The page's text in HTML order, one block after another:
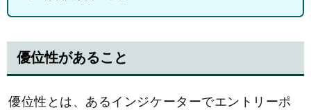
優位性があること
優位性とは、あるインジケーターでエントリーポ